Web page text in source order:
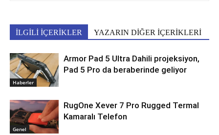
İLGİLİ İÇERİKLER YAZARIN DİĞER İÇERİKLERİ
Haberler
Armor Pad 5 Ultra Dahili projeksiyon,
Pad 5 Pro da beraberinde geliyor
Genel
RugOne Xever 7 Pro Rugged Termal
Kamaralı Telefon